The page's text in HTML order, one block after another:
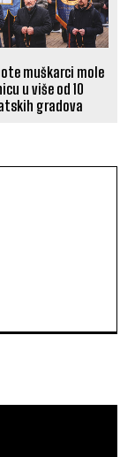
muškarci mole
u više od 10
gradova